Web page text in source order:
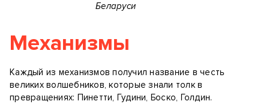
Беларуси
Механизмы
Каждый из механизмов получил название в честь
великих волшебников, которые знали толк в
превращениях: Пинетти, Гудини, Боско, Голдин.